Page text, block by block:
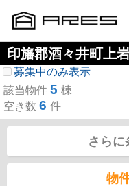
印旛郡酒々井町上
募集中のみ表示
該当物件 5 棟
空き数 6 件
さらに
物